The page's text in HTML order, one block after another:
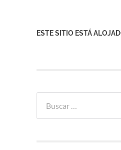
ESTE SITIO ESTÁ